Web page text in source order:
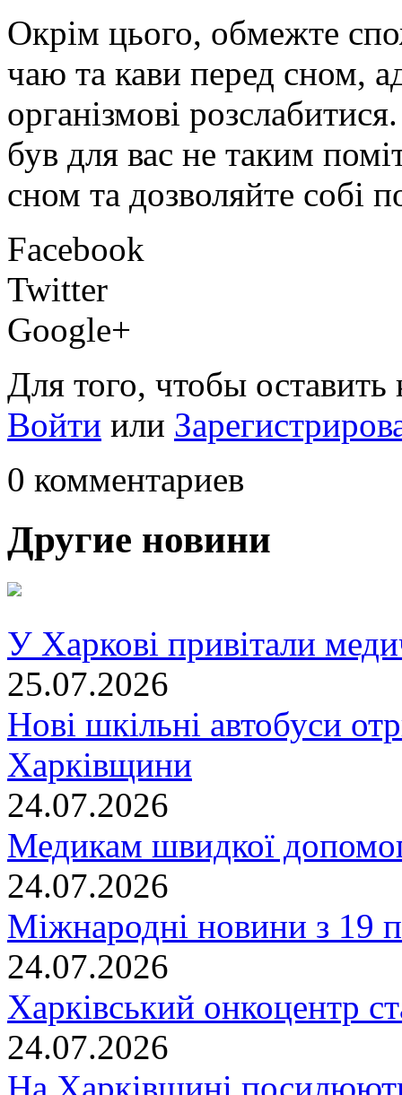
Окрім цього, обмежте
чаю та кави перед сном,
організмові
був для вас не таким
сном та дозволяйте собі
Facebook
Twitter
Google+
Для того, чтобы
Войти или
0 комментариев
Другие новини
У Харкові привітали
25.07.2026
Нові шкільні автобуси
Харківщини
24.07.2026
Медикам швидкої
24.07.2026
Міжнародні новини з 19
24.07.2026
Харківський онкоцентр
24.07.2026
На Харківщині